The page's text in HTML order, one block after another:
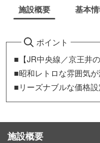
施設概要 基本
ポイント
■【JR中央線／京王井
■昭和レトロな雰囲気が
■リーズナブルな価格設
施設概要